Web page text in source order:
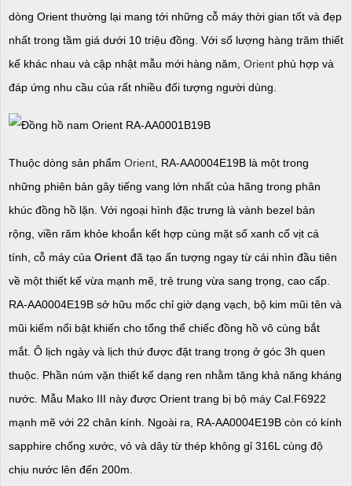
dòng Orient thường lại mang tới những cỗ máy thời gian tốt và đẹp
nhất trong tầm giá dưới 10 triệu đồng. Với số lượng hàng trăm thiết
kế khác nhau và cập nhật mẫu mới hàng năm, Orient phù hợp và
đáp ứng nhu cầu của rất nhiều đối tượng người dùng.​
Thuộc dòng sản phẩm Orient , RA-AA0004E19B là một trong
những phiên bản gây tiếng vang lớn nhất của hãng trong phân
khúc đồng hồ lặn. Với ngoại hình đặc trưng là vành bezel bản
rộng, viền răm khỏe khoắn kết hợp cùng mặt số xanh cổ vịt cá
tính, cỗ máy của Orient đã tạo ấn tượng ngay từ cái nhìn đầu tiên
về một thiết kế vừa mạnh mẽ, trẻ trung vừa sang trọng, cao cấp.
RA-AA0004E19B sở hữu mốc chỉ giờ dạng vạch, bộ kim mũi tên và
mũi kiếm nổi bật khiến cho tổng thể chiếc đồng hồ vô cùng bắt
mắt. Ô lịch ngày và lịch thứ được đặt trang trọng ở góc 3h quen
thuộc. Phần núm vặn thiết kế dạng ren nhằm tăng khả năng kháng
nước. Mẫu Mako III này được Orient trang bị bộ máy Cal.F6922
mạnh mẽ với 22 chân kính. Ngoài ra, RA-AA0004E19B còn có kính
sapphire chống xước, vỏ và dây từ thép không gỉ 316L cùng độ
chịu nước lên đến 200m.